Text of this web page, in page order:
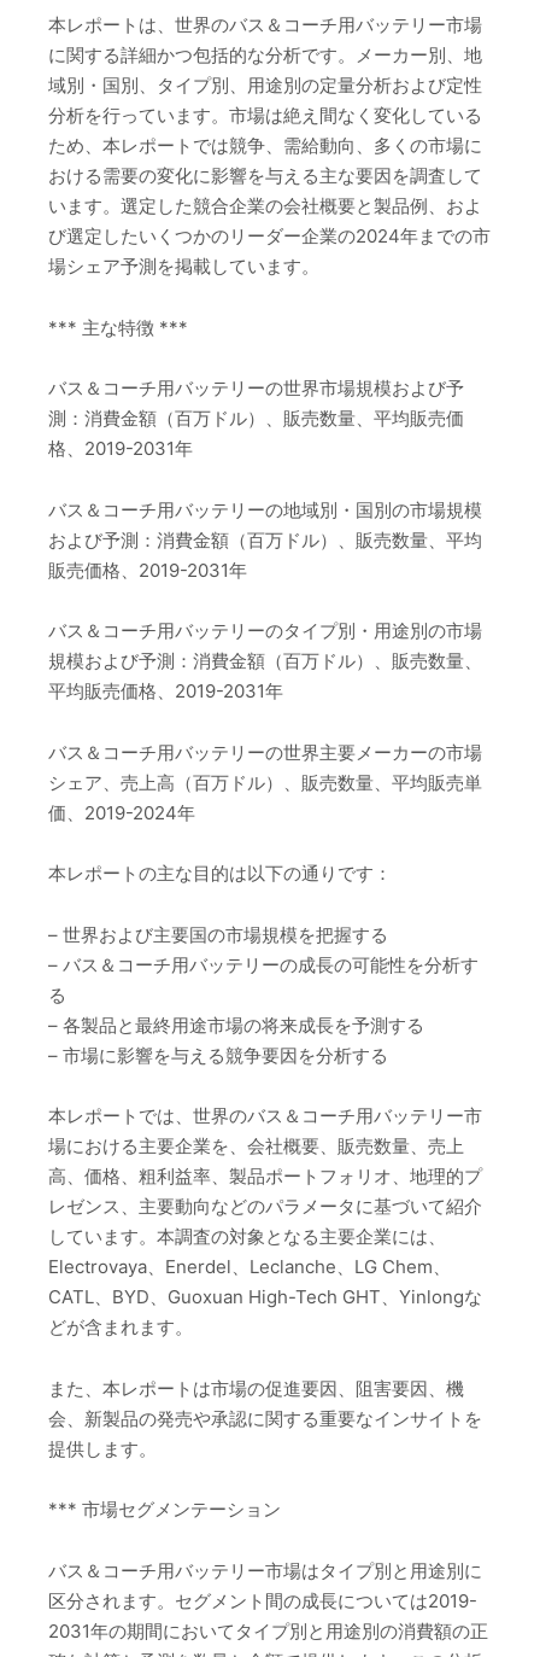
本レポートは、世界のバス＆コーチ用バッテリー市場
に関する詳細かつ包括的な分析です。メーカー別、地
域別・国別、タイプ別、用途別の定量分析および定性
分析を行っています。市場は絶え間なく変化している
ため、本レポートでは競争、需給動向、多くの市場に
おける需要の変化に影響を与える主な要因を調査して
います。選定した競合企業の会社概要と製品例、およ
び選定したいくつかのリーダー企業の2024年までの市
場シェア予測を掲載しています。
*** 主な特徴 ***
バス＆コーチ用バッテリーの世界市場規模および予
測：消費金額（百万ドル）、販売数量、平均販売価
格、2019-2031年
バス＆コーチ用バッテリーの地域別・国別の市場規模
および予測：消費金額（百万ドル）、販売数量、平均
販売価格、2019-2031年
バス＆コーチ用バッテリーのタイプ別・用途別の市場
規模および予測：消費金額（百万ドル）、販売数量、
平均販売価格、2019-2031年
バス＆コーチ用バッテリーの世界主要メーカーの市場
シェア、売上高（百万ドル）、販売数量、平均販売単
価、2019-2024年
本レポートの主な目的は以下の通りです：
– 世界および主要国の市場規模を把握する
– バス＆コーチ用バッテリーの成長の可能性を分析す
る
– 各製品と最終用途市場の将来成長を予測する
– 市場に影響を与える競争要因を分析する
本レポートでは、世界のバス＆コーチ用バッテリー市
場における主要企業を、会社概要、販売数量、売上
高、価格、粗利益率、製品ポートフォリオ、地理的プ
レゼンス、主要動向などのパラメータに基づいて紹介
しています。本調査の対象となる主要企業には、
Electrovaya、Enerdel、Leclanche、LG Chem、
CATL、BYD、Guoxuan High-Tech GHT、Yinlongな
どが含まれます。
また、本レポートは市場の促進要因、阻害要因、機
会、新製品の発売や承認に関する重要なインサイトを
提供します。
*** 市場セグメンテーション
バス＆コーチ用バッテリー市場はタイプ別と用途別に
区分されます。セグメント間の成長については2019-
2031年の期間においてタイプ別と用途別の消費額の正